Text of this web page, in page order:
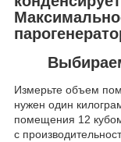
Измерьте объем
нужен один
помещения 12
с